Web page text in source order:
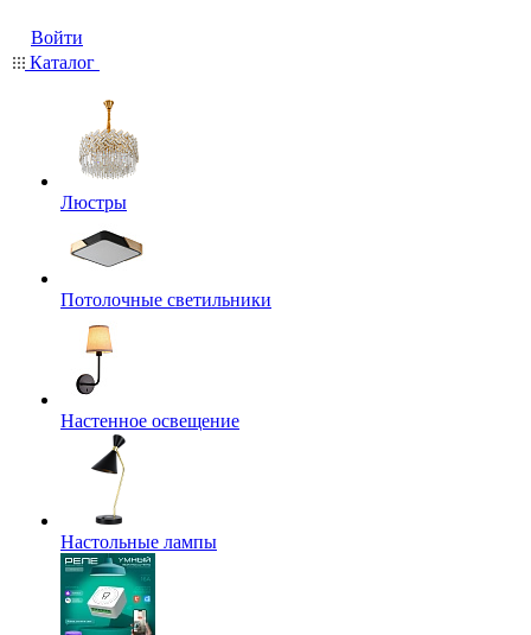
Войти
Каталог
Люстры
Потолочные светильники
Настенное освещение
Настольные лампы